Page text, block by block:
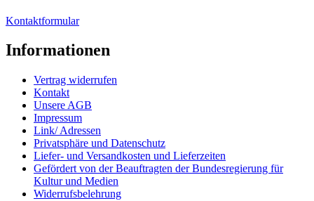
Kontaktformular
Informationen
Vertrag widerrufen
Kontakt
Unsere AGB
Impressum
Link/ Adressen
Privatsphäre und Datenschutz
Liefer- und Versandkosten und Lieferzeiten
Gefördert von der Beauftragten der Bundesregierung für
Kultur und Medien
Widerrufsbelehrung